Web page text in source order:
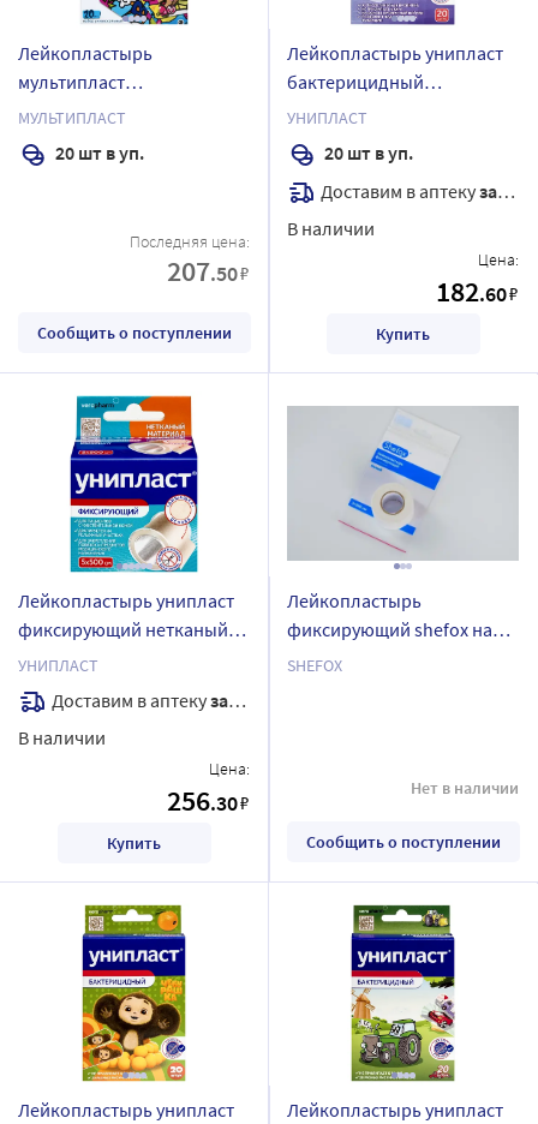
Лейкопластырь
мультипласт
бактерицидный детский 20
шт./набор
МУЛЬТИПЛАСТ
20 шт в уп.
Последняя цена:
207.50₽
Сообщить о поступлении
Лейкопластырь унипласт
бактерицидный
прозрачный 1,9х7,2 см 20
шт.
УНИПЛАСТ
20 шт в уп.
Доставим в аптекузавтра
В наличии
Цена:
182.60₽
Купить
Лейкопластырь унипласт
фиксирующий нетканый
5х500 см
УНИПЛАСТ
Доставим в аптекузавтра
В наличии
Цена:
256.30₽
Купить
Лейкопластырь
фиксирующий shefox на
тканевой основе белого
SHEFOX
Нет в наличии
Сообщить о поступлении
Лейкопластырь унипласт
Лейкопластырь унипласт